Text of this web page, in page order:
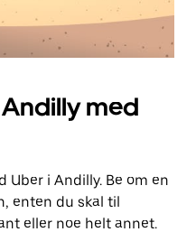
med
Uber i Andilly. Be om en
enten du skal til
eller noe helt annet.